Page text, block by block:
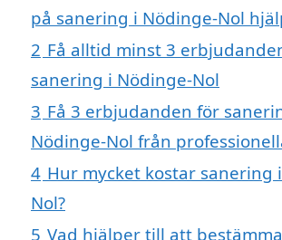
på sanering i Nödinge-Nol
2 Få alltid minst 3
sanering i Nödinge-Nol
3 Få 3 erbjudanden för
Nödinge-Nol från
4 Hur mycket kostar sanering
Nol?
5 Vad hjälper till att